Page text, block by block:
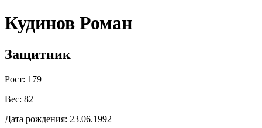
Кудинов Роман
Защитник
Рост: 179
Вес: 82
Дата рождения: 23.06.1992